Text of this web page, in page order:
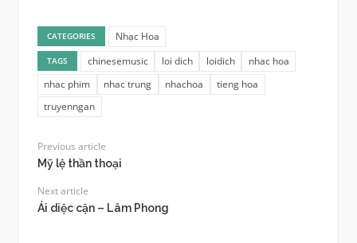
CATEGORIES Nhạc Hoa
TAGS chinesemusic loi dich loidich
nhac hoa
nhac phim
nhac trung nhachoa
tieng hoa
truyenngan
Previous article
Mỹ lệ thần thoại
Next article
Ái diệc cận – Lâm Phong